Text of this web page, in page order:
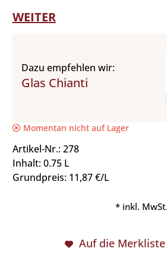
WEITER
Dazu empfehlen wir:
Glas Chianti
Momentan nicht auf Lager
Artikel-Nr.: 278
Inhalt: 0.75 L
Grundpreis: 11,87 €/L
* inkl.
Auf die